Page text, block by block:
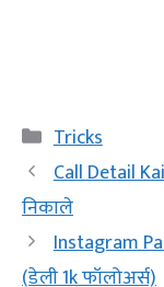
Categories
Tricks
Call Detail
निकाले
Instagram
(डेली 1k फॉलोअर्स)